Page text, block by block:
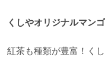
くしやオリジナルマン
紅茶も種類が豊富！く